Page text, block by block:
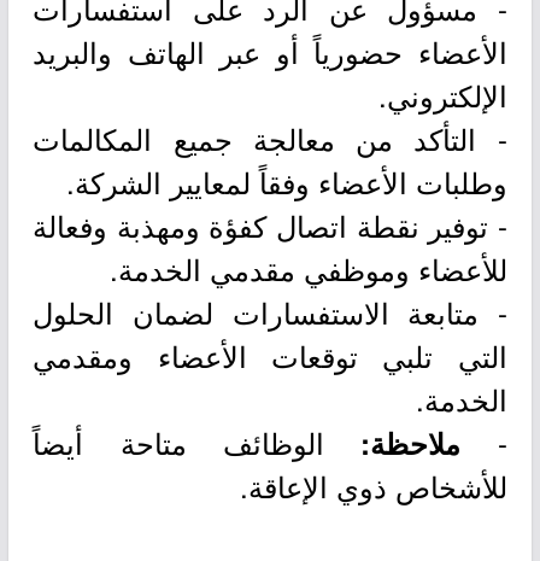
الأعضاء حضورياً أو عبر الهاتف والبريد
الإلكتروني.
- التأكد من معالجة جميع المكالمات
وطلبات الأعضاء وفقاً لمعايير الشركة.
- توفير نقطة اتصال كفؤة ومهذبة وفعالة
للأعضاء وموظفي مقدمي الخدمة.
- متابعة الاستفسارات لضمان الحلول
التي تلبي توقعات الأعضاء ومقدمي
الخدمة.
- ملاحظة: الوظائف متاحة أيضاً
للأشخاص ذوي الإعاقة.